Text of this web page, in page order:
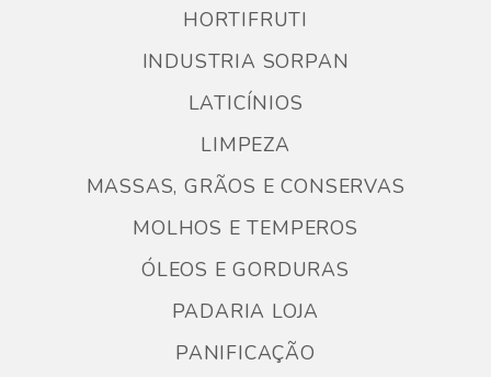
HORTIFRUTI
INDUSTRIA SORPAN
LATICÍNIOS
LIMPEZA
MASSAS, GRÃOS E CONSERVAS
MOLHOS E TEMPEROS
ÓLEOS E GORDURAS
PADARIA LOJA
PANIFICAÇÃO